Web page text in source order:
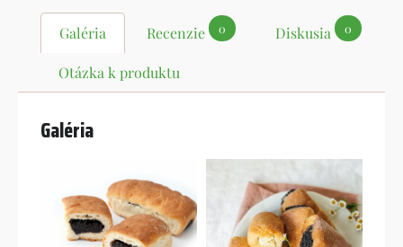
Galéria Recenzie 0 Diskusia 0
Otázka k produktu
Galéria